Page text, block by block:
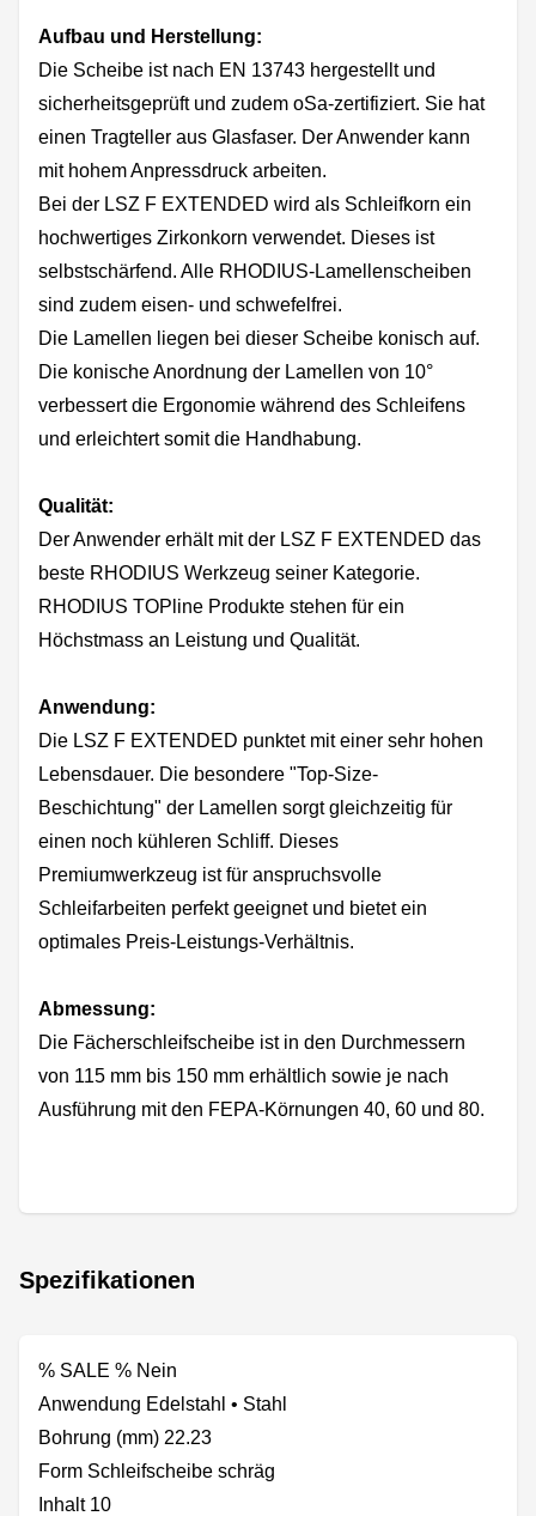
Aufbau und Herstellung:
Die Scheibe ist nach EN 13743 hergestellt und
sicherheitsgeprüft und zudem oSa-zertifiziert. Sie hat
einen Tragteller aus Glasfaser. Der Anwender kann
mit hohem Anpressdruck arbeiten.
Bei der LSZ F EXTENDED wird als Schleifkorn ein
hochwertiges Zirkonkorn verwendet. Dieses ist
selbstschärfend. Alle RHODIUS-Lamellenscheiben
sind zudem eisen- und schwefelfrei.
Die Lamellen liegen bei dieser Scheibe konisch auf.
Die konische Anordnung der Lamellen von 10°
verbessert die Ergonomie während des Schleifens
und erleichtert somit die Handhabung.
Qualität:
Der Anwender erhält mit der LSZ F EXTENDED das
beste RHODIUS Werkzeug seiner Kategorie.
RHODIUS TOPline Produkte stehen für ein
Höchstmass an Leistung und Qualität.
Anwendung:
Die LSZ F EXTENDED punktet mit einer sehr hohen
Lebensdauer. Die besondere "Top-Size-
Beschichtung" der Lamellen sorgt gleichzeitig für
einen noch kühleren Schliff. Dieses
Premiumwerkzeug ist für anspruchsvolle
Schleifarbeiten perfekt geeignet und bietet ein
optimales Preis-Leistungs-Verhältnis.
Abmessung:
Die Fächerschleifscheibe ist in den Durchmessern
von 115 mm bis 150 mm erhältlich sowie je nach
Ausführung mit den FEPA-Körnungen 40, 60 und 80.
Spezifikationen
% SALE % Nein
Anwendung Edelstahl • Stahl
Bohrung (mm) 22.23
Form Schleifscheibe schräg
Inhalt 10